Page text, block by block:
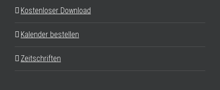
Kostenloser Download
Kalender bestellen
Zeitschriften